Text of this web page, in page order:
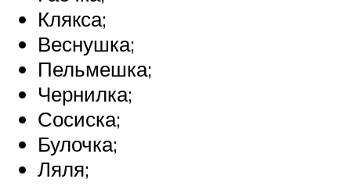
Клякса;
Веснушка;
Пельмешка;
Чернилка;
Сосиска;
Булочка;
Ляля;